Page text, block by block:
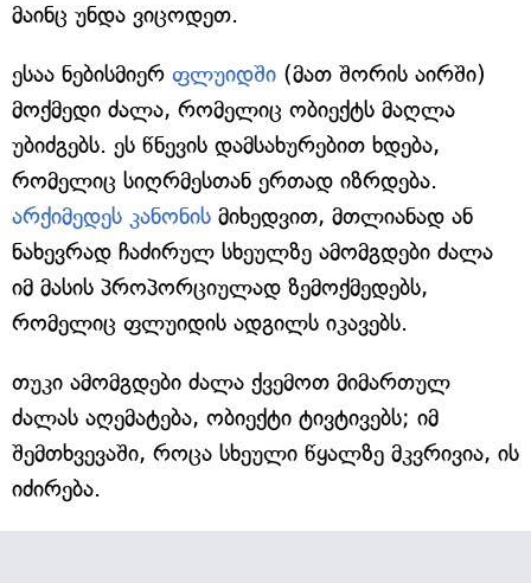
მაინც უნდა ვიცოდეთ.
ესაა ნებისმიერ ფლუიდში (მათ შორის აირში)
მოქმედი ძალა, რომელიც ობიექტს მაღლა
უბიძგებს. ეს წნევის დამსახურებით ხდება,
რომელიც სიღრმესთან ერთად იზრდება.
არქიმედეს კანონის მიხედვით, მთლიანად ან
ნახევრად ჩაძირულ სხეულზე ამომგდები ძალა
იმ მასის პროპორციულად ზემოქმედებს,
რომელიც ფლუიდის ადგილს იკავებს.
თუკი ამომგდები ძალა ქვემოთ მიმართულ
ძალას აღემატება, ობიექტი ტივტივებს; იმ
შემთხვევაში, როცა სხეული წყალზე მკვრივია, ის
იძირება.